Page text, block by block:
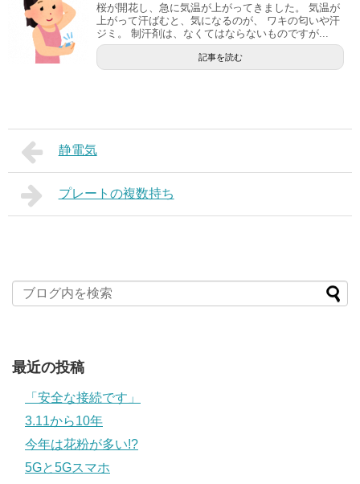
桜が開花し、急に気温が上がってきました。 気温が
上がって汗ばむと、気になるのが、 ワキの匂いや汗
ジミ。 制汗剤は、なくてはならないものですが...
記事を読む
静電気
プレートの複数持ち
最近の投稿
「安全な接続です」
3.11から10年
今年は花粉が多い!?
5Gと5Gスマホ